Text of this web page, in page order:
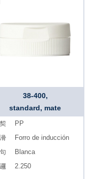
38-400,
standard, mate
PP
Forro de inducción
Blanca
2.250